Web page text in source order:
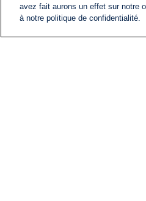
avez fait aurons un effet sur notre
à notre politique de confidentialité.